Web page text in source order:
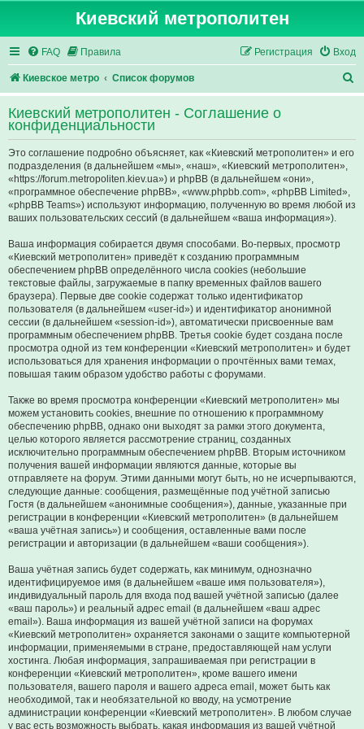
Киевский метрополитен
FAQ Правила Вход
Регистрация
Киевское метро Список форумов
о
с
Киевский метрополитен - Соглашение о
конфиденциальности
Это соглашение подробно объясняет, как «Киевский метрополитен» и его
подразделения (в дальнейшем «мы», «наш», «Киевский метрополитен»,
«https://forum.metropoliten.kiev.ua») и phpBB (в дальнейшем «они»,
«программное обеспечение phpBB», «www.phpbb.com», «phpBB Limited»,
«phpBB Teams») используют информацию, полученную во время любой из
ваших пользовательских сессий (в дальнейшем «ваша информация»).
Ваша информация собирается двумя способами. Во-первых, просмотр
«Киевский метрополитен» приведёт к созданию программным
обеспечением phpBB определённого числа cookies (небольшие
текстовые файлы, загружаемые в папку временных файлов вашего
браузера). Первые две cookie содержат только идентификатор
пользователя (в дальнейшем «user-id») и идентификатор анонимной
сессии (в дальнейшем «session-id»), автоматически присвоенные вам
программным обеспечением phpBB. Третья cookie будет создана после
просмотра одной из тем конференции «Киевский метрополитен» и будет
использоваться для хранения информации о прочтённых вами темах,
повышая таким образом удобство работы с форумами.
Также во время просмотра конференции «Киевский метрополитен» мы
можем установить cookies, внешние по отношению к программному
обеспечению phpBB, однако они выходят за рамки этого документа,
целью которого является рассмотрение страниц, созданных
исключительно программным обеспечением phpBB. Вторым источником
получения вашей информации являются данные, которые вы
отправляете на форум. Этими данными могут быть, но не исчерпываются,
следующие данные: сообщения, размещённые под учётной записью
Гостя (в дальнейшем «анонимные сообщения»), данные, указанные при
регистрации в конференции «Киевский метрополитен» (в дальнейшем
«ваша учётная запись») и сообщения, оставленные вами после
регистрации и авторизации (в дальнейшем «ваши сообщения»).
Ваша учётная запись будет содержать, как минимум, однозначно
идентифицируемое имя (в дальнейшем «ваше имя пользователя»),
индивидуальный пароль для входа под вашей учётной записью (далее
«ваш пароль») и реальный адрес email (в дальнейшем «ваш адрес
email»). Ваша информация из вашей учётной записи на форумах
«Киевский метрополитен» охраняется законами о защите компьютерной
информации, применяемыми в стране, предоставляющей нам услуги
хостинга. Любая информация, запрашиваемая при регистрации в
конференции «Киевский метрополитен», кроме вашего имени
пользователя, вашего пароля и вашего адреса email, может быть как
необходимой, так и необязательной ко вводу, на усмотрение
администрации конференции «Киевский метрополитен». В любом случае
у вас есть возможность выбрать, какая информация из вашей учётной